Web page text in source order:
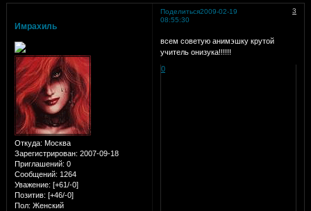
Поделиться 3
2009-02-19
08:55:30
Имрахиль
Откуда: Москва
Зарегистрирован: 2007-09-18
Приглашений: 0
Сообщений: 1264
Уважение: [+61/-0]
Позитив: [+46/-0]
Пол: Женский
всем советую анимэшку крутой
учитель онизука!!!!!!
0